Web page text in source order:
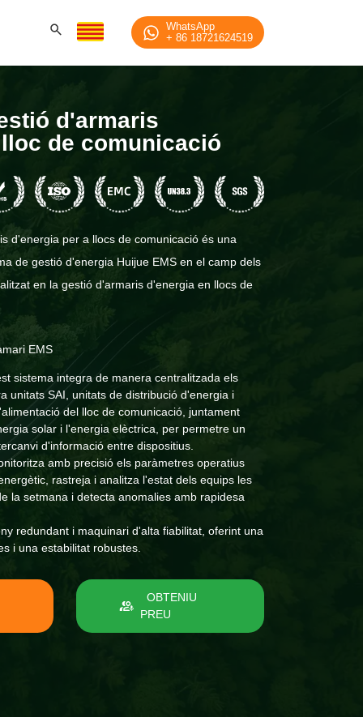
WhatsApp
+ 86 18721624519
d'armaris
de comunicació
d'energia per a llocs de comunicació és una
de gestió d'energia Huijue EMS en el camp dels
en la gestió d'armaris d'energia en llocs de
EMS
sistema integra de manera centralitzada els
unitats SAI, unitats de distribució d'energia i
del lloc de comunicació, juntament
solar i l'energia elèctrica, per permetre un
d'informació entre dispositius.
amb precisió els paràmetres operatius
rastreja i analitza l'estat dels equips les
la setmana i detecta anomalies amb rapidesa
redundant i maquinari d'alta fiabilitat, oferint una
i una estabilitat robustes.
OBTENIU
PREU